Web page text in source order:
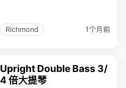
Richmond 1个月前
Upright Double Bass 3/
4 倍大提琴